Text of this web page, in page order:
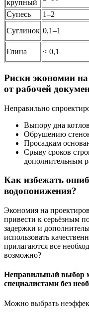
крупный
Супесь
1–2
Суглинок 0,1–1
Глина
< 0,1
Риски экономии
от рабочей
Неправильно
Выпору дна
Обрушению
Просадкам
Срыву сроков
дополнительным
Как избежать
водопонижения?
Экономия на
привести к серьёзным
задержки и
использовать
прилагаются все
возможно?
Неправильный выбор
специалистами без
Можно выбрать